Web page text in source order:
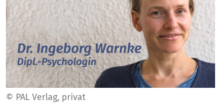
© PAL Verlag, privat